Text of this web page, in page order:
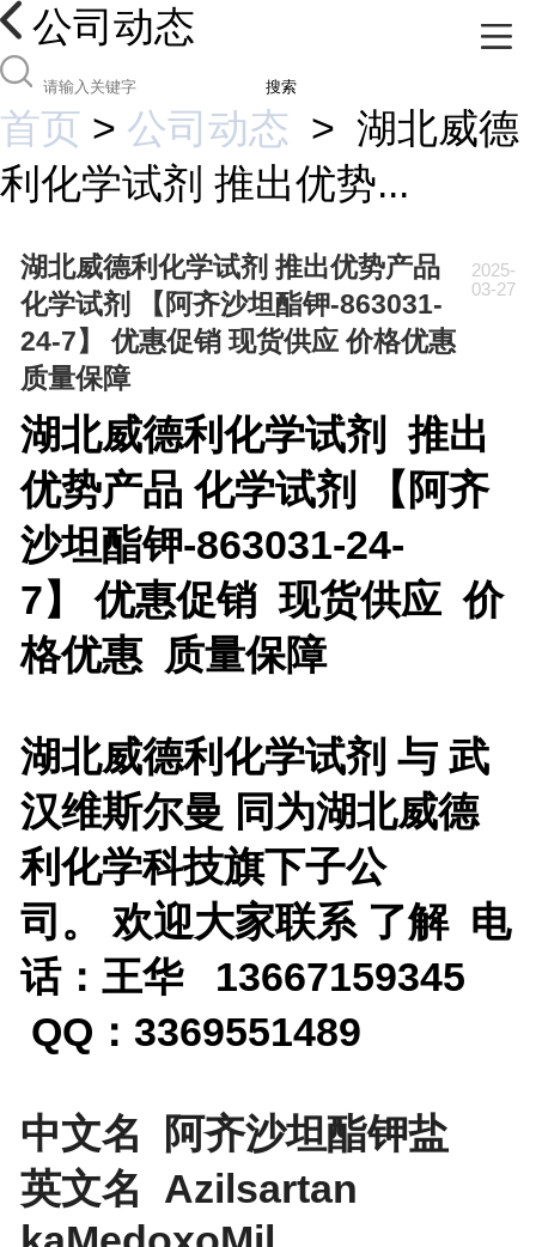
公司动态
搜索
首页 > 公司动态 > 湖北威德
利化学试剂 推出优势...
湖北威德利化学试剂 推出优势产品
化学试剂 【阿齐沙坦酯钾-863031-
24-7】 优惠促销 现货供应 价格优惠
质量保障
2025-
03-27
湖北威德利化学试剂
推出
优势产品 化学试剂 【 阿齐
沙坦酯钾-863031-24-
7】 优惠促销 现货供应 价
格优惠 质量保障
湖北威德利化学试剂 与 武
汉维斯尔曼 同为湖北威德
利化学科技旗下子公
司。 欢迎大家联系 了解 电
话：王华 13667159345
QQ：3369551489
中文名 阿齐沙坦酯钾盐
英文名 Azilsartan